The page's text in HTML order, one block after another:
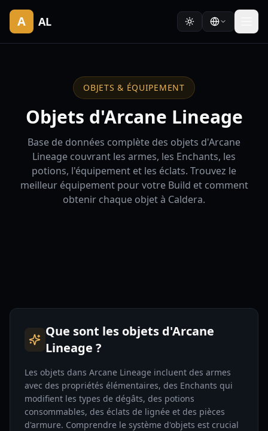
A AL
OBJETS & ÉQUIPEMENT
Objets d'Arcane Lineage
Base de données complète des objets d'Arcane
Lineage couvrant les armes, les Enchants, les
potions, l'équipement et les éclats. Trouvez le
meilleur équipement pour votre Build et comment
obtenir chaque objet à Caldera.
Que sont les objets d'Arcane
Lineage ?
Les objets dans Arcane Lineage incluent des armes
avec des propriétés élémentaires, des Enchants qui
modifient les types de dégâts, des potions
consommables, des éclats de lignée et des pièces
d'armure. Comprendre le système d'objets est crucial